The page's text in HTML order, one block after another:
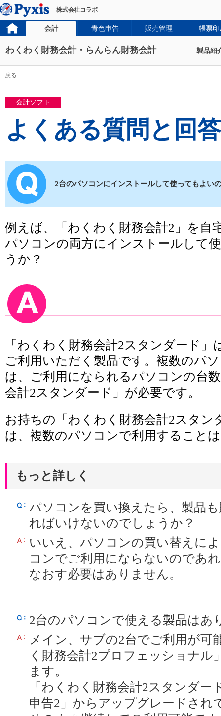
株式会社コラボ
会計 青色申告 販売管理 帳票印
わくわく財務会計・らんらん財務会計 製品紹
戻る
会計ソフト
よくある質問と回答
2台のパソコンにインストールして使ってもよい
例えば、「わくわく財務会計2」を自
パソコンの両方にインストールして
うか？
「わくわく財務会計2スタンダード
ご利用いただく製品です。複数のパ
は、ご利用になられるパソコンの台
会計2スタンダード」が必要です。
お持ちの「わくわく財務会計2スタン
は、複数のパソコンで利用すること
もっと詳しく
パソコンを買い換えたら、製品
ればいけないのでしょうか？
いいえ、パソコンの買い替えに
コンでご利用にならないのであ
なおす必要はありません。
2台のパソコンで使える製品はあ
メイン、サブの2台でご利用が可
く財務会計2プロフェッショナル
ます。
「わくわく財務会計2スタンダー
申告2」からアップグレードされ